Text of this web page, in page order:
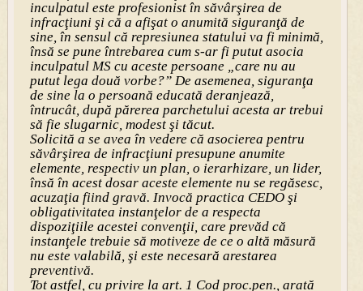
inculpatul este profesionist în săvârşirea de
infracţiuni şi că a afişat o anumită siguranţă de
sine, în sensul că represiunea statului va fi minimă,
însă se pune întrebarea cum s-ar fi putut asocia
inculpatul MS cu aceste persoane „care nu au
putut lega două vorbe?” De asemenea, siguranţa
de sine la o persoană educată deranjează,
întrucât, după părerea parchetului acesta ar trebui
să fie slugarnic, modest şi tăcut.
Solicită a se avea în vedere că asocierea pentru
săvârşirea de infracţiuni presupune anumite
elemente, respectiv un plan, o ierarhizare, un lider,
însă în acest dosar aceste elemente nu se regăsesc,
acuzaţia fiind gravă. Invocă practica CEDO şi
obligativitatea instanţelor de a respecta
dispoziţiile acestei convenţii, care prevăd că
instanţele trebuie să motiveze de ce o altă măsură
nu este valabilă, şi este necesară arestarea
preventivă.
Tot astfel, cu privire la art. 1 Cod proc.pen., arată